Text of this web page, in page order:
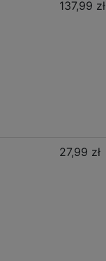
137,99 zł
27,99 zł